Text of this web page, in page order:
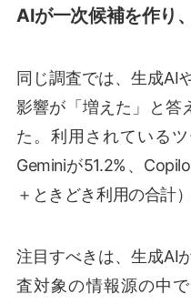
AIが一次候補を作り
同じ調査では、生成AI
影響が「増えた」と答
た。利用されているツ
Geminiが51.2%、
＋ときどき利用の合計）
注目すべきは、生成AI
査対象の情報源の中